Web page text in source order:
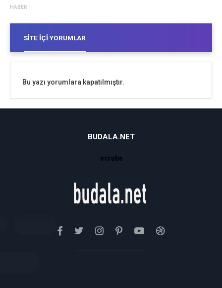
HABER
SITE İÇI YORUMLAR
Bu yazı yorumlara kapatılmıştır.
BUDALA.NET
scrubs